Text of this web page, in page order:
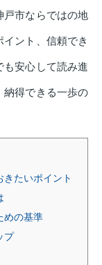
戸市ならではの地
ント、信頼でき
も安心して読み進
納得できる一歩の
きたいポイント
めの基準
プ